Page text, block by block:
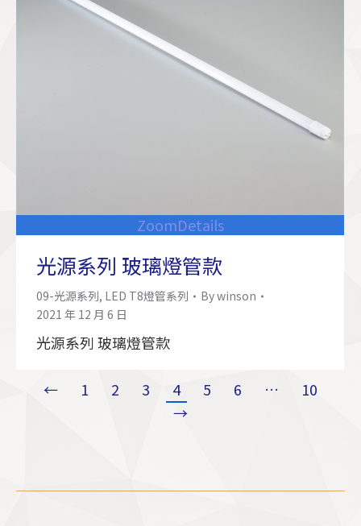
ZoomDetails
光源系列 玻璃燈管款
09-光源系列, LED T8燈管系列 Bywinson
2021 年 12 月 6 日
光源系列 玻璃燈管款
← 1 2 3 4 5 6 …
10
→